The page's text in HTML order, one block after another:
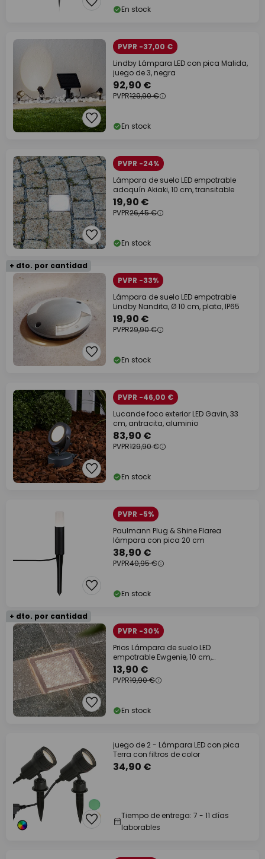
En stock
PVPR -37,00 €
Lindby Lámpara LED con pica Malida,
juego de 3, negra
92,90 €
PVPR129,90 €
En stock
PVPR -24%
Lámpara de suelo LED empotrable
adoquín Akiaki, 10 cm, transitable
19,90 €
PVPR26,45 €
En stock
+ dto. por cantidad
PVPR -33%
Lámpara de suelo LED empotrable
Lindby Nandita, Ø 10 cm, plata, IP65
19,90 €
PVPR29,90 €
En stock
PVPR -46,00 €
Lucande foco exterior LED Gavin, 33
cm, antracita, aluminio
83,90 €
PVPR129,90 €
En stock
PVPR -5%
Paulmann Plug & Shine Flarea
lámpara con pica 20 cm
38,90 €
PVPR40,95 €
En stock
+ dto. por cantidad
PVPR -30%
Prios Lámpara de suelo LED
empotrable Ewgenie, 10 cm,
transparente
13,90 €
PVPR19,90 €
En stock
juego de 2 - Lámpara LED con pica
Terra con filtros de color
34,90 €
Tiempo de entrega: 7 - 11 días
laborables